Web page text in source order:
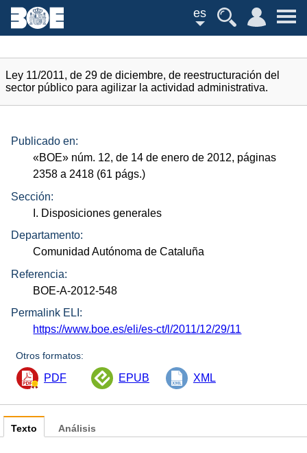
es
Ley 11/2011, de 29 de diciembre, de reestructuración del
sector público para agilizar la actividad administrativa.
Publicado en:
«BOE» núm. 12, de 14 de enero de 2012, páginas
2358 a 2418 (61 págs.)
Sección:
I. Disposiciones generales
Departamento:
Comunidad Autónoma de Cataluña
Referencia:
BOE-A-2012-548
Permalink ELI:
https://www.boe.es/eli/es-ct/l/2011/12/29/11
Otros formatos:
PDF EPUB XML
Texto Análisis